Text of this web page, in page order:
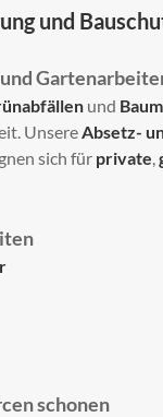
und
und
Unsere Absetz-
sich für private
schonen